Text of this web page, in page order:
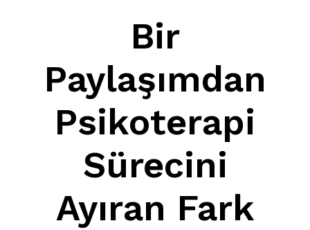
Bir
Paylaşımdan
Psikoterapi
Sürecini
Ayıran Fark